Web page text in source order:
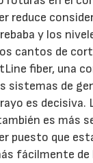
reduce
y los
cantos de
fiber, una
sistemas de
es decisiva.
es más
puesto que
fácilmente de